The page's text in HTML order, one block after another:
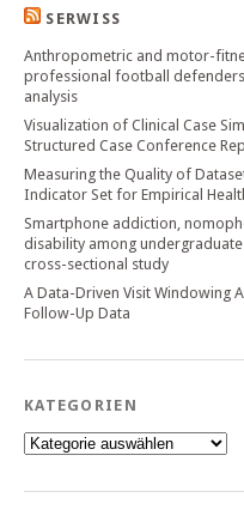
SERWISS
Anthropometric and motor-
professional football
analysis
Visualization of Clinical Case
Structured Case Conference
Measuring the Quality of
Indicator Set for Empirical
Smartphone addiction,
disability among
cross-sectional study
A Data-Driven Visit Windowing
Follow-Up Data
KATEGORIEN
Kategorien